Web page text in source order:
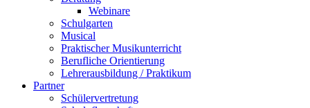
Webinare
Schulgarten
Musical
Praktischer Musikunterricht
Berufliche Orientierung
Lehrerausbildung / Praktikum
Partner
Schülervertretung